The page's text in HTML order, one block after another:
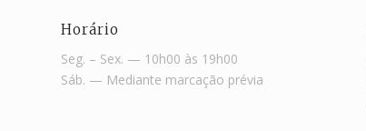
Horário
Seg. – Sex. — 10h00 às 19h00
Sáb. — Mediante marcação prévia